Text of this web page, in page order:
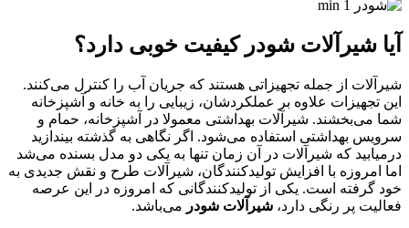
آیا شیرآلات شودر کیفیت خوبی دارد؟
شیرآلات از جمله تجهیزاتی هستند که جریان آب را کنترل می‌کنند.
این تجهیزات علاوه بر عملکردشان، زیبایی را به خانه و آشپزخانه
شما می‌بخشند‌. شیرآلات بهداشتی معمولا در آشپزخانه، حمام و
سرویس بهداشتی استفاده می‌شود. اگر نگاهی به گذشته بیندازید
درمیابید که شیرآلات در آن زمان تنها به یکی دو مدل بسنده می‌شد
اما امروزه با افزایش تولیدکنندگان، شیرآلات طرح و نقش جدیدی به
خود گرفته است. یکی از تولیدکنندگانی که امروزه در این عرصه
فعالیت پر رنگی دارد، شیرآلات شودر می‌باشد.